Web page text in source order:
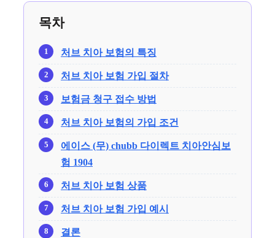
목차
처브 치아 보험의 특징
처브 치아 보험 가입 절차
보험금 청구 접수 방법
처브 치아 보험의 가입 조건
에이스 (무) chubb 다이렉트 치아안심보
험 1904
처브 치아 보험 상품
처브 치아 보험 가입 예시
결론